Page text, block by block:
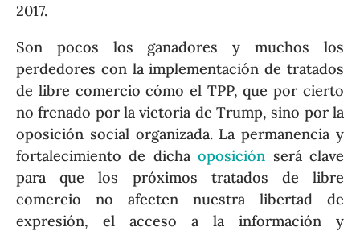
2017.
Son pocos los ganadores y muchos los
perdedores con la implementación de tratados
de libre comercio cómo el TPP, que por cierto
no frenado por la victoria de Trump, sino por la
oposición social organizada. La permanencia y
fortalecimiento de dichaoposición será clave
para que los próximos tratados de libre
comercio no afecten nuestra libertad de
expresión, el acceso a la información y